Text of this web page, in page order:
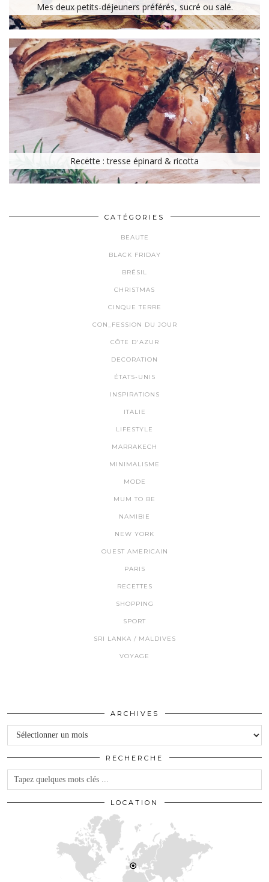
Mes deux petits-déjeuners préférés, sucré ou salé.
Recette : tresse épinard & ricotta
CATÉGORIES
BEAUTE
BLACK FRIDAY
BRÉSIL
CHRISTMAS
CINQUE TERRE
CON_FESSION DU JOUR
CÔTE D'AZUR
DECORATION
ÉTATS-UNIS
INSPIRATIONS
ITALIE
LIFESTYLE
MARRAKECH
MINIMALISME
MODE
MUM TO BE
NAMIBIE
NEW YORK
OUEST AMERICAIN
PARIS
RECETTES
SHOPPING
SPORT
SRI LANKA / MALDIVES
VOYAGE
ARCHIVES
Archives
RECHERCHE
LOCATION